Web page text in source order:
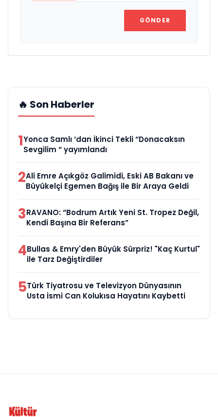
GÖNDER
🔥 Son Haberler
1Yonca Samlı ‘dan İkinci Tekli “Donacaksın
Sevgilim “ yayımlandı
2Ali Emre Açıkgöz Galimidi, Eski AB Bakanı ve
Büyükelçi Egemen Bağış ile Bir Araya Geldi
3RAVANO: “Bodrum Artık Yeni St. Tropez Değil,
Kendi Başına Bir Referans”
4Bullas & Emry'den Büyük Sürpriz! "Kaç Kurtul"
ile Tarz Değiştirdiler
5Türk Tiyatrosu ve Televizyon Dünyasının
Usta İsmi Can Kolukısa Hayatını Kaybetti